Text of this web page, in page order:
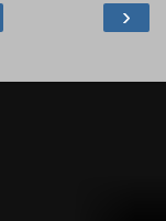
›